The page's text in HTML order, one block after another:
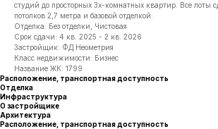
студий до просторных 3х-комнатных квартир. Все лоты
потолков 2,7 метра и базовой отделкой.
Отделка: Без отделки, Чистовая
Срок сдачи: 4 кв. 2025 - 2 кв. 2026
Застройщик: ФД Неометрия
Класс недвижимости: Бизнес
Название ЖК: 1799
Расположение, транспортная доступность
Отделка
Инфраструктура
О застройщике
Архитектура
Расположение, транспортная доступность